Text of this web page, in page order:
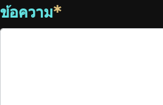
ข้อความ*